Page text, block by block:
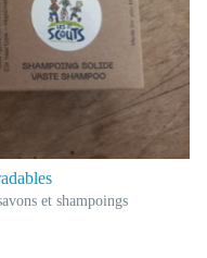
et shampoings